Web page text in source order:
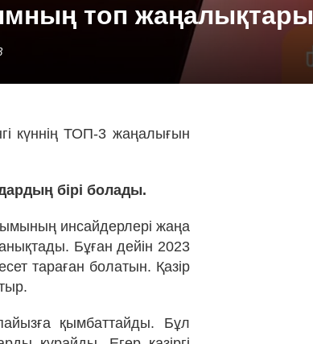
топ жаңалықтары
күннің ТОП-3 жаңалығын
бірі болады.
инсайдерлері жаңа
Бұған дейін 2023
тараған болатын. Қазір
қымбаттайды. Бұл